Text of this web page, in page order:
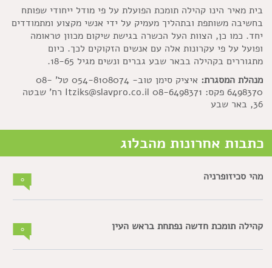
בית מאיר הינו קהילה תומכת הפועלת על פי מודל ייחודי שפותח
בחשיבה משותפת ובתהליך מעמיק על ידי אנשי מקצוע ומתמודדים
יחד. כמו כן, הצוות העל הכשרה בגישת שיקום מכוון טראומה
ופועל על פי עקרונות אלה עם אנשים הזקוקים לכך. כיום
מתגוררים בקהילה בבאר שבע גברים ונשים מגיל 18-65.
מנהלת המסגרת:
איציק סימן טוב- 054-8108074 טל' 08-
6498370 פקס: 08-6498371 Itziks@slavpro.co.il רח' שבטה
36, באר שבע
כתבות אחרונות מהבלוג
מהי סכיזופרניה
קהילה תומכת חדשה נפתחת בראש העין